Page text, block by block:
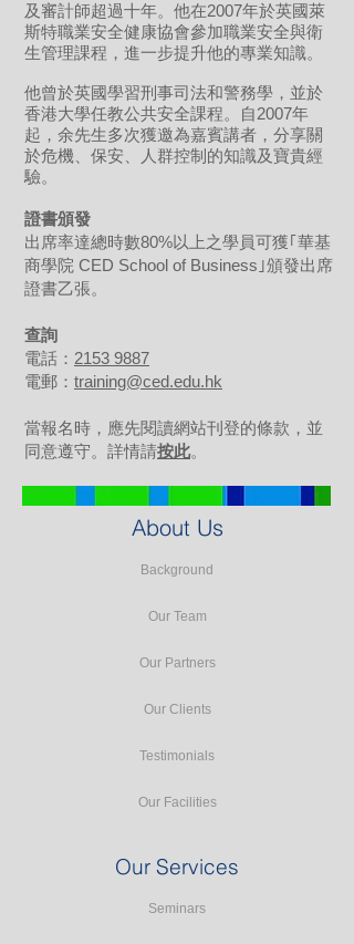
及審計師超過十年。他在2007年於英國萊
斯特職業安全健康協會參加職業安全與衛
生管理課程，進一步提升他的專業知識。
他曾於英國學習刑事司法和警務學，並於
香港大學任教公共安全課程。自2007年
起，余先生多次獲邀為嘉賓講者，分享關
於危機、保安、人群控制的知識及寶貴經
驗。
證書頒發
出席率達總時數80%以上之學員可獲｢華基
商學院 CED School of Business｣頒發出席
證書乙張。
查詢
電話： 2153 9887
電郵： training@ced.edu.hk
當報名時，應先閱讀網站刊登的條款，並
同意遵守。詳情請按此。
About Us
Background
Our Team
Our Partners
Our Clients
Testimonials
Our Facilities
Our Services
Seminars